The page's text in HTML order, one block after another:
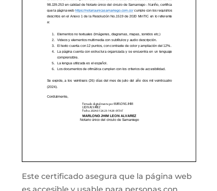
Este certificado asegura que la página web